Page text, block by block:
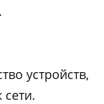
устройств,